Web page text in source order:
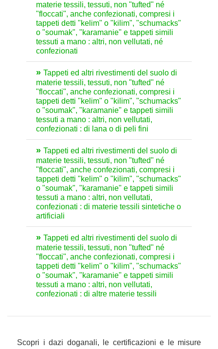
materie tessili, tessuti, non "tufted" né
"floccati", anche confezionati, compresi i
tappeti detti "kelim" o "kilim", "schumacks"
o "soumak", "karamanie" e tappeti simili
tessuti a mano : altri, non vellutati, né
confezionati
Tappeti ed altri rivestimenti del suolo di
materie tessili, tessuti, non "tufted" né
"floccati", anche confezionati, compresi i
tappeti detti "kelim" o "kilim", "schumacks"
o "soumak", "karamanie" e tappeti simili
tessuti a mano : altri, non vellutati,
confezionati : di lana o di peli fini
Tappeti ed altri rivestimenti del suolo di
materie tessili, tessuti, non "tufted" né
"floccati", anche confezionati, compresi i
tappeti detti "kelim" o "kilim", "schumacks"
o "soumak", "karamanie" e tappeti simili
tessuti a mano : altri, non vellutati,
confezionati : di materie tessili sintetiche o
artificiali
Tappeti ed altri rivestimenti del suolo di
materie tessili, tessuti, non "tufted" né
"floccati", anche confezionati, compresi i
tappeti detti "kelim" o "kilim", "schumacks"
o "soumak", "karamanie" e tappeti simili
tessuti a mano : altri, non vellutati,
confezionati : di altre materie tessili
Scopri i dazi doganali, le certificazioni e le misure